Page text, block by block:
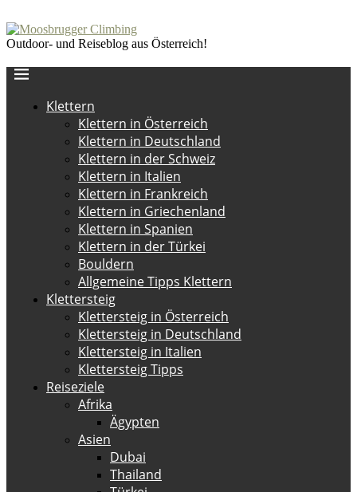
Outdoor- und Reiseblog aus Österreich!
Klettern
Klettern in Österreich
Klettern in Deutschland
Klettern in der Schweiz
Klettern in Italien
Klettern in Frankreich
Klettern in Griechenland
Klettern in Spanien
Klettern in der Türkei
Bouldern
Allgemeine Tipps Klettern
Klettersteig
Klettersteig in Österreich
Klettersteig in Deutschland
Klettersteig in Italien
Klettersteig Tipps
Reiseziele
Afrika
Ägypten
Asien
Dubai
Thailand